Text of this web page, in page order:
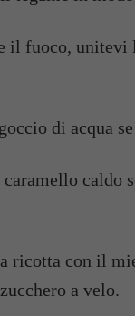
il fuoco, unitevi
di acqua
caramello caldo
ricotta con il
a velo.